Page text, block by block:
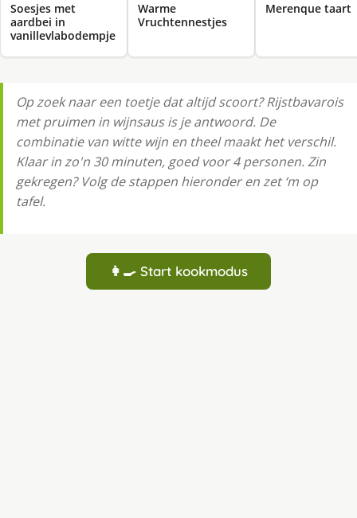
Soesjes met
aardbei in
vanillevlabodempje
Warme
Vruchtennestjes
Merenque taart
Op zoek naar een toetje dat altijd scoort? Rijstbavarois
met pruimen in wijnsaus is je antwoord. De
combinatie van witte wijn en theel maakt het verschil.
Klaar in zo'n 30 minuten, goed voor 4 personen. Zin
gekregen? Volg de stappen hieronder en zet ‘m op
tafel.
👩‍🍳 Start kookmodus